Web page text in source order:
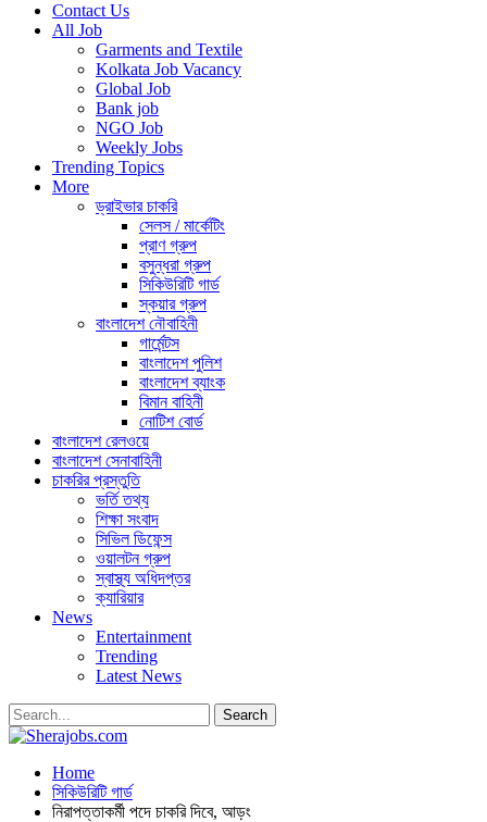
Contact Us
All Job
Garments and Textile
Kolkata Job Vacancy
Global Job
Bank job
NGO Job
Weekly Jobs
Trending Topics
More
ড্রাইভার চাকরি
সেলস / মার্কেটিং
প্রাণ গ্রুপ
বসুন্ধরা গ্রুপ
সিকিউরিটি গার্ড
স্কয়ার গ্রুপ
বাংলাদেশ নৌবাহিনী
গার্মেন্টস
বাংলাদেশ পুলিশ
বাংলাদেশ ব্যাংক
বিমান বাহিনী
নোটিশ বোর্ড
বাংলাদেশ রেলওয়ে
বাংলাদেশ সেনাবাহিনী
চাকরির প্রস্তুতি
ভর্তি তথ্য
শিক্ষা সংবাদ
সিভিল ডিফেন্স
ওয়ালটন গ্রুপ
স্বাস্থ্য অধিদপ্তর
ক্যারিয়ার
News
Entertainment
Trending
Latest News
Home
সিকিউরিটি গার্ড
নিরাপত্তাকর্মী পদে চাকরি দিবে, আড়ং